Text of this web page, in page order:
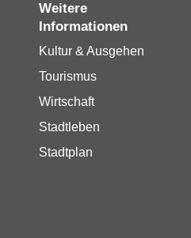
Weitere
Informationen
Kultur & Ausgehen
Tourismus
Wirtschaft
Stadtleben
Stadtplan